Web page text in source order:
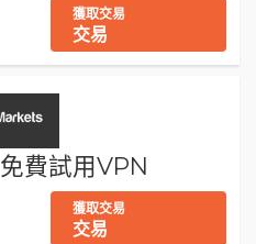
獲取交易
交易
費試用VPN
獲取交易
交易